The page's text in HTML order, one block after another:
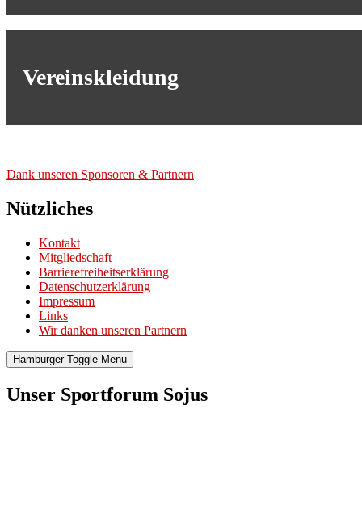
Vereinskleidung
Dank unse­ren Spon­so­ren & Part­nern
Nützliches
Kontakt
Mitgliedschaft
Barrierefreiheitserklärung
Datenschutzerklärung
Impressum
Links
Wir danken unseren Partnern
Hamburger Toggle Menu
Unser Sportforum Sojus